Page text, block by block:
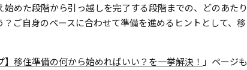
めた段階から引っ越しを完了する段階までの、どのあたり
ご自身のペースに合わせて準備を進めるヒントとして、移
】移住準備の何から始めればいい？を一挙解決！ 」ページも